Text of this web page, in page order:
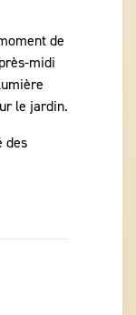
de
midi
le jardin.
des